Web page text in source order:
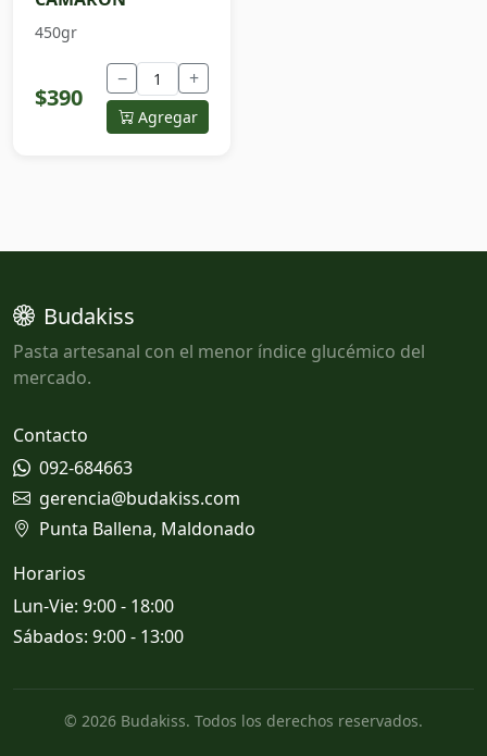
450gr
$390
− +
Agregar
Budakiss
Pasta artesanal con el menor índice glucémico del
mercado.
Contacto
092-684663
gerencia@budakiss.com
Punta Ballena, Maldonado
Horarios
Lun-Vie: 9:00 - 18:00
Sábados: 9:00 - 13:00
© 2026 Budakiss. Todos los derechos reservados.